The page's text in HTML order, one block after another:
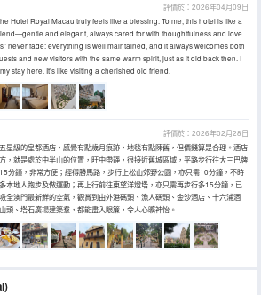
評價於：2026年04月09日
Hotel Royal Macau truly feels like a blessing. To me, this hotel is like a
and elegant, always cared for with thoughtfulness and love.
never fade: everything is well maintained, and it always welcomes both
and new visitors with the same warm spirit, just as it did back then. I
stay here. It’s like visiting a cherished old friend.
評價於：2026年02月28日
星級的皇都酒店，感覺有點歲月痕跡，地毯有點陳舊，但價錢算是合理。酒店
，就是處於中半山的位置，旺中帶靜，很接近舊城區域，平路步行往大三巴牌
分鐘，非常方便；經得勝馬路，步行上松山郊野公園，亦只需10分鐘，不時
本地人跑步及做運動；再上行前往東望洋燈塔，亦只需再步行多15分鐘，已
全澳門最新鮮的空氣，觀賞到由外港碼頭、漁人碼頭、金沙酒店、十六浦酒
頭、塔石廣場建築羣，都能盡入眼簾，令人心曠神怡。